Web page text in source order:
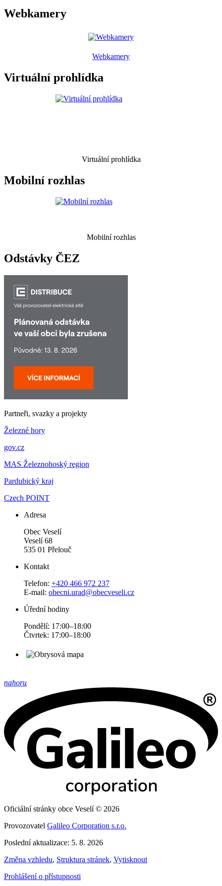
Webkamery
Webkamery
Virtuální prohlídka
Virtuální prohlídka
Mobilní rozhlas
Mobilní rozhlas
Odstávky ČEZ
Partneři, svazky a projekty
Železné hory
gov.cz
MAS Železnohoský region
Pardubický kraj
Czech POINT
Adresa
Obec Veselí
Veselí 68
535 01 Přelouč
Kontakt
Telefon: +420 466 972 237
E-mail: obecni.urad@obecveseli.cz
Úřední hodiny
Pondělí: 17:00–18:00
Čtvrtek: 17:00–18:00
nahoru
Oficiální stránky obce Veselí © 2026
Provozovatel Galileo Corporation s.r.o.
Poslední aktualizace: 5. 8. 2026
Změna vzhledu, Struktura stránek, Vytisknout
Prohlášení o přístupnosti